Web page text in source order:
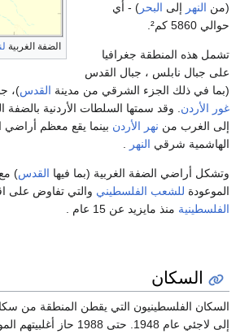
الضفة الغربية
(من النهر إلى البحر ) - أي
حوالي 5860 كم².
تشمل هذه المنطقة جغرافيا
على جبال نابلس ، جبال القدس
(بما في ذلك الجزء الشرقي من مدينة القدس)،
غور الأردن . وقد سمتها السلطات الأردنية بالضفة
إلى الغرب من نهر الأردن بينما يقع معظم أراضي
الهاشمية شرقي النهر
وتشكل أراضي الضفة الغربية (بما فيها القدس) مع
الموعودة للشعب الفلسطيني والتي تفاوض على
الفلسطينية منذ مايزيد عن 15 عام .
السكان
السكان الفلسطينيون التي يقطن المنطقة من
إلى لاجئي عام 1948. حتى 1988